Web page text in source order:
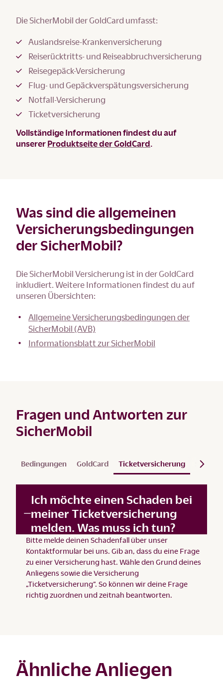
Die SicherMobil der GoldCard umfasst:
Auslandsreise-Krankenversicherung
Reiserücktritts- und Reiseabbruchversicherung
Reisegepäck-Versicherung
Flug- und Gepäckverspätungsversicherung
Notfall-Versicherung
Ticketversicherung
Vollständige Informationen findest du auf
unserer Produktseite der GoldCard.
Was sind die allgemeinen
Versicherungsbedingungen
der SicherMobil?
Die SicherMobil Versicherung ist in der GoldCard
inkludiert. Weitere Informationen findest du auf
unseren Übersichten:
Allgemeine Versicherungsbedingungen der
SicherMobil (AVB)
Informationsblatt zur SicherMobil
Fragen und Antworten zur
SicherMobil
Bedingungen GoldCard Ticketversicherung
Ich möchte einen Schaden bei
meiner Ticketversicherung
melden. Was muss ich tun?
Bitte melde deinen Schadenfall über unser
Kontaktformular bei uns. Gib an, dass du eine Frage
zu einer Versicherung hast. Wähle den Grund deines
Anliegens sowie die Versicherung
„Ticketversicherung”. So können wir deine Frage
richtig zuordnen und zeitnah beantworten.
Ähnliche Anliegen